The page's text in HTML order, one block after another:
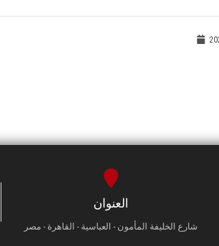
العنوان
شارع الخليفة المأمون - العباسية - القاهرة - مصر